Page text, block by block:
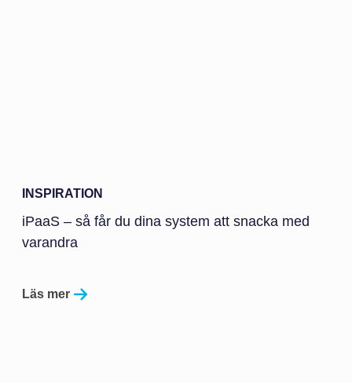
INSPIRATION
iPaaS – så får du dina system att snacka med
varandra
Läs mer